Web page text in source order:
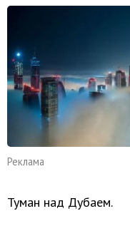
Реклама
Туман над Дубаем.